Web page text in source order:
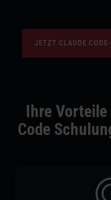
JETZT CLAUDE
Ihre
Code